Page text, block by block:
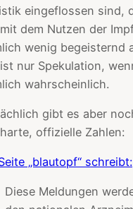
eingeflossen sind,
dem Nutzen der
wenig begeisternd
nur Spekulation,
wahrscheinlich.
gibt es aber
offizielle Zahlen:
„blautopf“ schreibt:
Diese Meldungen